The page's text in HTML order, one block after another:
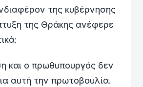
της κυβέρνησης
της Θράκης ανέφερε
και ο πρωθυπουργός δεν
αυτή την πρωτοβουλία.